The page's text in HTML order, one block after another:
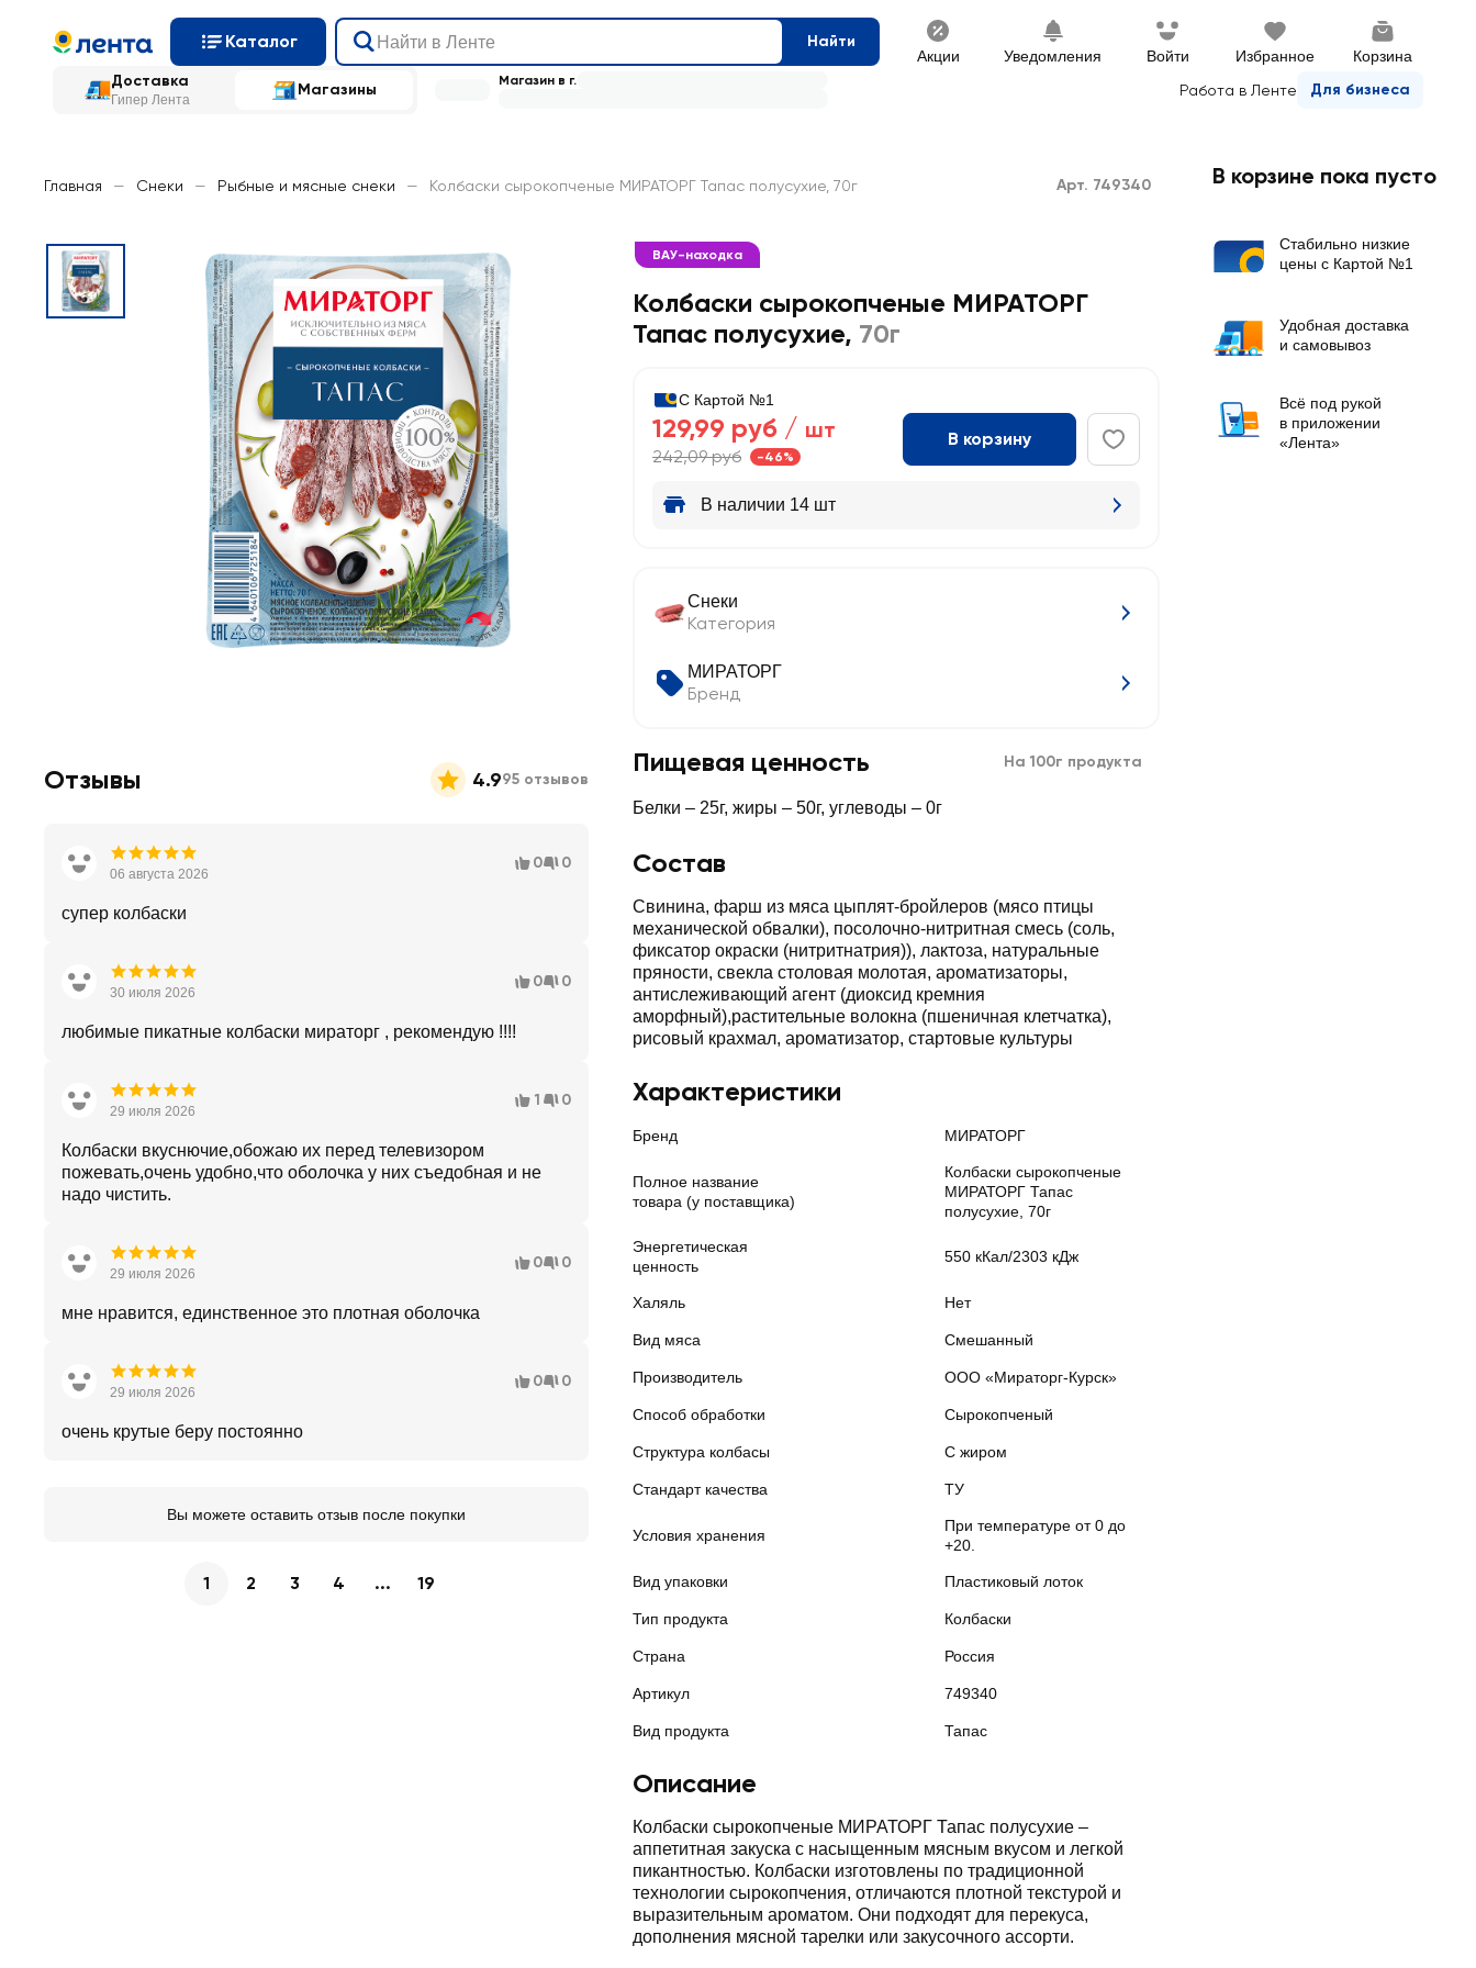
Каталог Найти
Акции Уведомления Войти Избранное Корзина
Доставка
Гипер Лента
Магазины Работа в Ленте Для бизнеса
Магазин в г.
Главная — Снеки — Рыбные и мясные снеки — Колбаски сырокопченые МИРАТОРГ Тапас полусухие, 70г Арт. 749340
ВАУ-находка
Колбаски сырокопченые МИРАТОРГ
Тапас полусухие, 70г
С Картой №1
129,99 руб / шт
242,09 руб -46%
В корзину
В наличии 14 шт
Снеки
Категория
МИРАТОРГ
Бренд
Пищевая ценность На 100г продукта
Белки – 25г, жиры – 50г, углеводы – 0г
Состав
Свинина, фарш из мяса цыплят-бройлеров (мясо птицы
механической обвалки), посолочно-нитритная смесь (соль,
фиксатор окраски (нитритнатрия)), лактоза, натуральные
пряности, свекла столовая молотая, ароматизаторы,
антислеживающий агент (диоксид кремния
аморфный),растительные волокна (пшеничная клетчатка),
рисовый крахмал, ароматизатор, стартовые культуры
Характеристики
Бренд МИРАТОРГ
Полное название
товара (у поставщика)
Колбаски сырокопченые
МИРАТОРГ Тапас
полусухие, 70г
Энергетическая
ценность
550 кКал/2303 кДж
Халяль Нет
Вид мяса Смешанный
Производитель ООО «Мираторг-Курск»
Способ обработки Сырокопченый
Структура колбасы С жиром
Стандарт качества ТУ
Условия хранения
При температуре от 0 до
+20.
Вид упаковки Пластиковый лоток
Тип продукта Колбаски
Страна Россия
Артикул 749340
Вид продукта Тапас
Описание
Колбаски сырокопченые МИРАТОРГ Тапас полусухие –
аппетитная закуска с насыщенным мясным вкусом и легкой
пикантностью. Колбаски изготовлены по традиционной
технологии сырокопчения, отличаются плотной текстурой и
выразительным ароматом. Они подходят для перекуса,
дополнения мясной тарелки или закусочного ассорти.
Отзывы 4.995 отзывов
06 августа 2026
0 0
супер колбаски
30 июля 2026
0 0
любимые пикатные колбаски мираторг , рекомендую !!!!
29 июля 2026
1 0
Колбаски вкуснючие,обожаю их перед телевизором
пожевать,очень удобно,что оболочка у них съедобная и не
надо чистить.
29 июля 2026
0 0
мне нравится, единственное это плотная оболочка
29 июля 2026
0 0
очень крутые беру постоянно
Вы можете оставить отзыв после покупки
1 2 3 4 ... 19
В корзине пока пусто
Стабильно низкие
цены с Картой №1
Удобная доставка
и самовывоз
Всё под рукой
в приложении
«Лента»